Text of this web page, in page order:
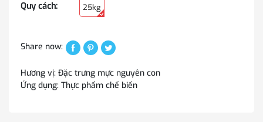
Quy cách: 25kg
Share now:
Hương vị: Đặc trưng mực nguyên con
Ứng dụng: Thực phẩm chế biến